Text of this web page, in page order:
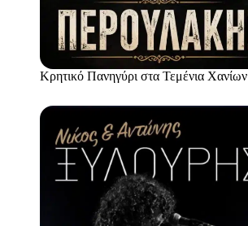
Κρητικό Πανηγύρι στα Τεμένια Χανίων